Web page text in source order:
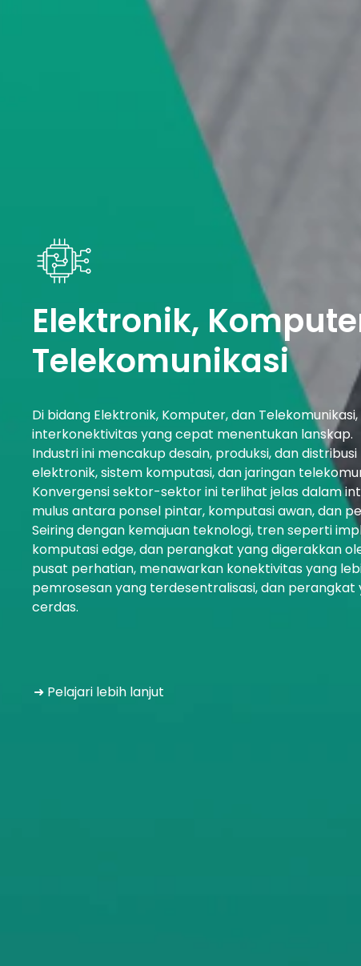
Elektronik,
Telekomunikasi
Di bidang Elektronik, Komputer, dan
interkonektivitas yang cepat menentukan lanskap.
Industri ini mencakup desain, produksi, dan
elektronik, sistem komputasi, dan jaringan
Konvergensi sektor-sektor ini terlihat jelas dalam
mulus antara ponsel pintar, komputasi awan, dan
Seiring dengan kemajuan teknologi, tren seperti
komputasi edge, dan perangkat yang digerakkan
pusat perhatian, menawarkan konektivitas yang
pemrosesan yang terdesentralisasi, dan perangkat
cerdas.
➜ Pelajari lebih lanjut